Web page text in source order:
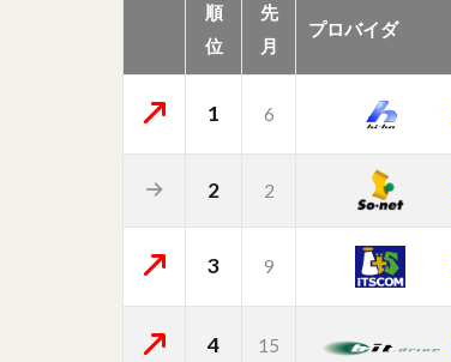
順
位
先
月
プロバイダ
1 6
2 2
3 9
4 15